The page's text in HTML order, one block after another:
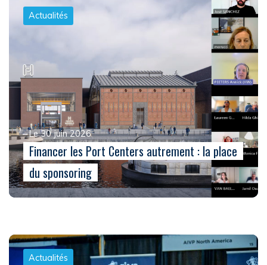
Actualités
Le 30 juin 2026
Financer les Port Centers autrement : la place
du sponsoring
Actualités